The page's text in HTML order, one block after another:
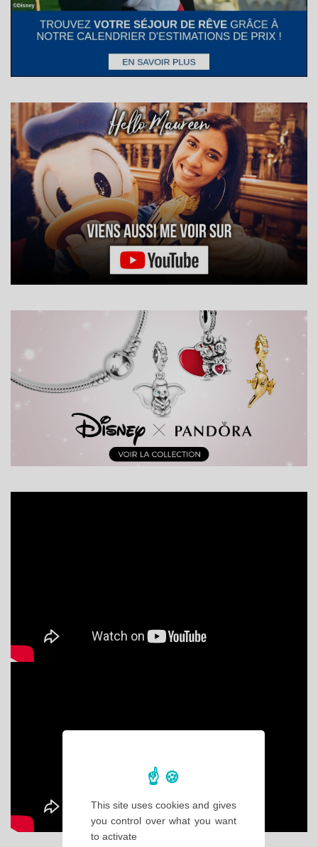
This site uses cookies and gives
you control over what you want
to activate